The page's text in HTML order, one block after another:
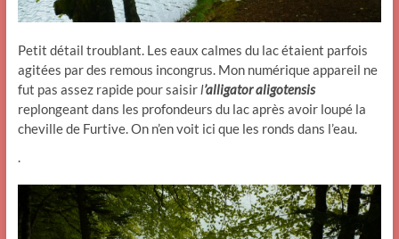
Petit détail troublant. Les eaux calmes du lac étaient parfois
agitées par des remous incongrus. Mon numérique appareil ne
fut pas assez rapide pour saisirl’alligator aligotensis
replongeant dans les profondeurs du lac après avoir loupé la
cheville de Furtive. On n’en voit ici que les ronds dans l’eau.
.